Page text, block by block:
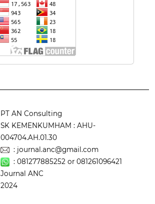
PT AN Consulting
SK KEMENKUMHAM : AHU-
004704.AH.01.30
: journal.anc@gmail.com
:081277885252 or081261096421
Journal ANC
2024